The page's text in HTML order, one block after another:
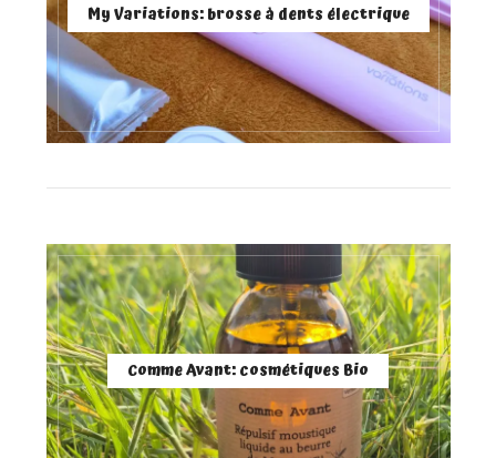
My Variations: brosse à dents électrique
Comme Avant: cosmétiques Bio